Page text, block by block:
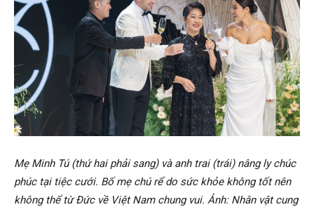
Mẹ Minh Tú (thứ hai phải sang) và anh trai (trái) nâng ly chúc
phúc tại tiệc cưới. Bố mẹ chú rể do sức khỏe không tốt nên
không thể từ Đức về Việt Nam chung vui. Ảnh: Nhân vật cung